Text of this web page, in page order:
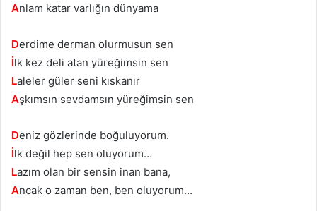
Anlam katar varlığın dünyama
Derdime derman olurmusun sen
İlk kez deli atan yüreğimsin sen
Laleler güler seni kıskanır
Aşkımsın sevdamsın yüreğimsin sen
Deniz gözlerinde boğuluyorum.
İlk değil hep sen oluyorum…
Lazım olan bir sensin inan bana,
Ancak o zaman ben, ben oluyorum…